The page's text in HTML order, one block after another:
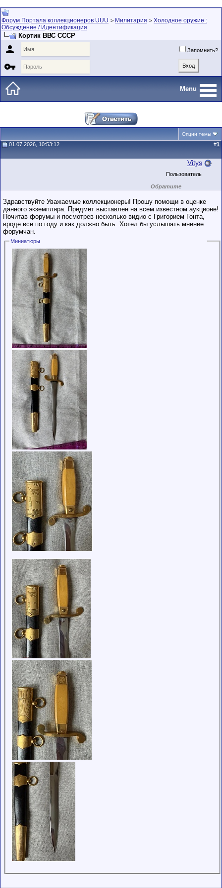
Форум Портала коллекционеров UUU > Милитария > Холодное оружие :
Обсуждение / Идентификация
Кортик ВВС СССР
 Запомнить?

Menu
Опции темы
01.07.2026, 10:53:12 #1
Vitys
Пользователь
Обратите
внимание на
пользователя на
этом форуме.
Сделки с
пользователями,
обладающими
Здравствуйте Уважаемые коллекционеры! Прошу помощи в оценке
данного экземпляра. Предмет выставлен на всем известном аукционе!
Почитав форумы и посмотрев несколько видио с Григорием Гонта,
вроде все по году и как должно быть. Хотел бы услышать мнение
форумчан.
Миниатюры